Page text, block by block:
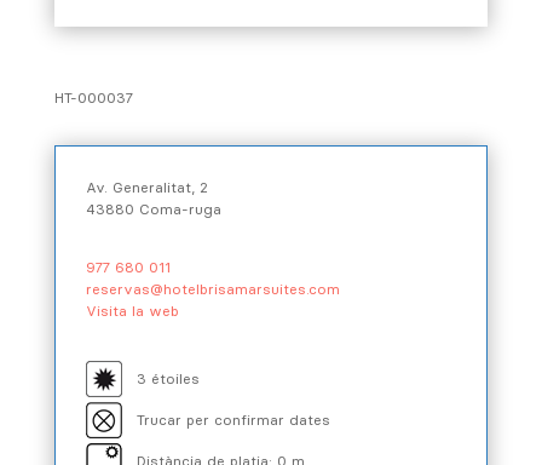
HT-000037
Av. Generalitat, 2
43880 Coma-ruga
977 680 011
reservas@hotelbrisamarsuites.com
Visita la web
3 étoiles
Trucar per confirmar dates
Distància de platja: 0 m